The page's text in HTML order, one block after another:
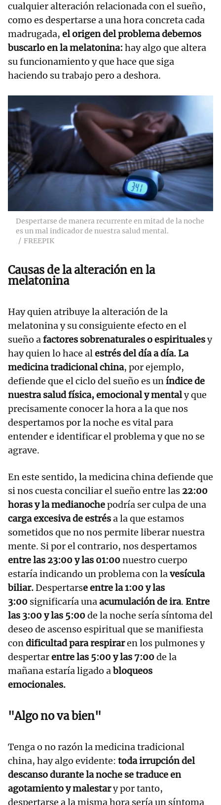
cualquier alteración relacionada con el sueño,
como es despertarse a una hora concreta cada
madrugada, el origen del problema debemos
buscarlo en la melatonina: hay algo que altera
su funcionamiento y que hace que siga
haciendo su trabajo pero a deshora.
Despertarse de manera recurrente en mitad de la noche
es un mal indicador de nuestra salud mental.
FREEPIK
Causas de la alteración en la
melatonina
Hay quien atribuye la alteración de la
melatonina y su consiguiente efecto en el
sueño afactores sobrenaturales o espiritualesy
hay quien lo hace alestrés del día a día.La
medicina tradicional china, por ejemplo,
defiende que el ciclo del sueño es uníndice de
nuestra salud física, emocional y mentaly que
precisamente conocer la hora a la que nos
despertamos por la noche es vital para
entender e identificar el problema y que no se
agrave.
En este sentido, la medicina china defiende que
si nos cuesta conciliar el sueño entre las 22:00
horas y la medianochepodría ser culpa de una
carga excesiva de estrésa la que estamos
sometidos que no nos permite liberar nuestra
mente. Si por el contrario, nos despertamos
entre las 23:00 y las 01:00nuestro cuerpo
estaría indicando un problema con lavesícula
biliar.Despertarse entre la 1:00 y las
3:00 significaría unaacumulación de ira. Entre
las 3:00 y las 5:00de la noche sería síntoma del
deseo de ascenso espiritual que se manifiesta
condificultad para respiraren los pulmones y
despertarentre las 5:00 y las 7:00de la
mañana estaría ligado abloqueos
emocionales.
"Algo no va bien"
Tenga o no razón la medicina tradicional
china, hay algo evidente: toda irrupción del
descanso durante la noche se traduce en
agotamiento y malestary por tanto,
despertarse a la misma hora sería un síntoma